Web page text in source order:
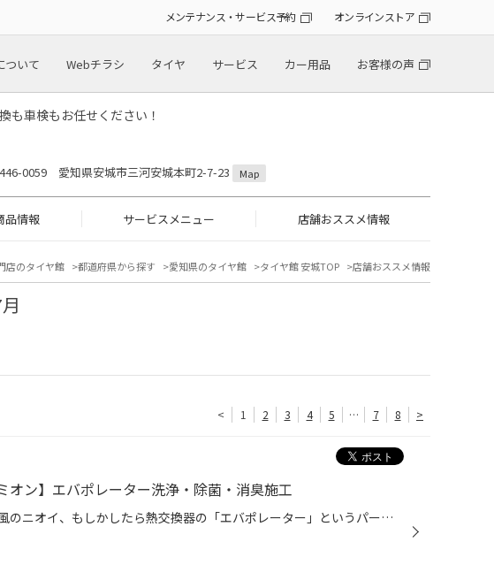
メンテナンス・サービス予約 オンラインストア
ついて Webチラシ タイヤ サービス カー用品 お客様の声
も車検もお任せください！
0059 愛知県安城市三河安城本町2-7-23 Map
品情報 サービスメニュー 店舗おススメ情報
店のタイヤ館 都道府県から探す 愛知県のタイヤ館 タイヤ館 安城TOP 店舗おススメ情報
< 1 2 3 4 5 … 7 8 >
オン】エバポレーター洗浄・除菌・消臭施工
エアコンからの風のニオイ、もしかしたら熱交換器の「エバポレーター」というパーツが原因かも。タイヤ館安城店はエバポレーターを洗浄・除菌・消臭の施工をしています。 ＜＜作業詳細＞＞ 車種：トヨタ カローラルミオン 洗浄剤：Wueth Japan（ウルト ジャパン）ビデオスコープスプレーガンプレミ...